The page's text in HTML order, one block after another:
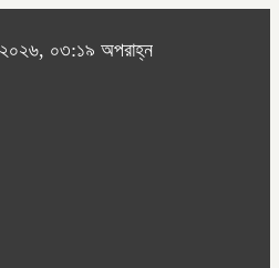
২০২৬, ০৩:১৯ অপরাহ্ন